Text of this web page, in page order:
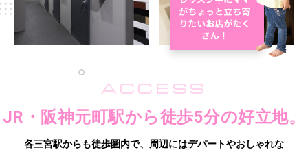
ACCESS
JR・阪神元町駅から徒歩5分の好立地。
各三宮駅からも徒歩圏内で、周辺にはデパートやおしゃれな